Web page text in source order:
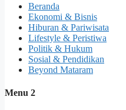
Beranda
Ekonomi & Bisnis
Hiburan & Pariwisata
Lifestyle & Peristiwa
Politik & Hukum
Sosial & Pendidikan
Beyond Mataram
Menu 2